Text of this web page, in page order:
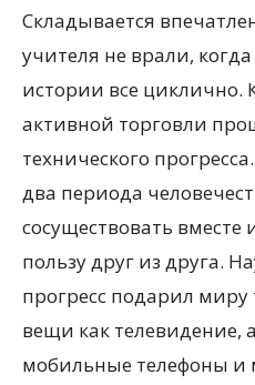
Складывается
учителя не врали,
истории все циклично.
активной торговли
технического
два периода
сосуществовать вместе
пользу друг из друга.
прогресс подарил
вещи как телевидение,
мобильные телефоны и